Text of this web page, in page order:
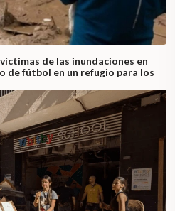
de las inundaciones en
de fútbol en un refugio para los